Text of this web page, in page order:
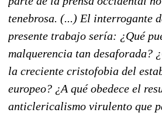
tenebrosa. (...) El interrogante
presente trabajo sería: ¿Qué
malquerencia tan desaforada?
la creciente cristofobia del
europeo? ¿A qué obedece el
anticlericalismo virulento que